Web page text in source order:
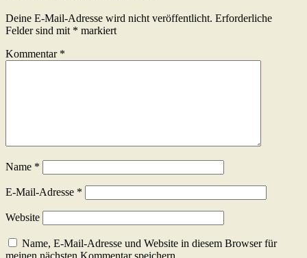
Deine E-Mail-Adresse wird nicht veröffentlicht. Erforderliche
Felder sind mit * markiert
Kommentar *
Name *
E-Mail-Adresse *
Website
Name, E-Mail-Adresse und Website in diesem Browser für
meinen nächsten Kommentar speichern.